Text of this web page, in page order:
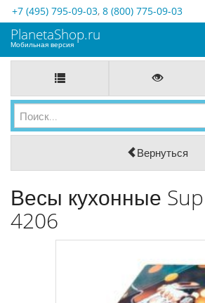
+7 (495) 795-09-03, 8 (800) 775-09-03
PlanetaShop.ru
Мобильная версия
Вернуться
Весы кухонные
4206